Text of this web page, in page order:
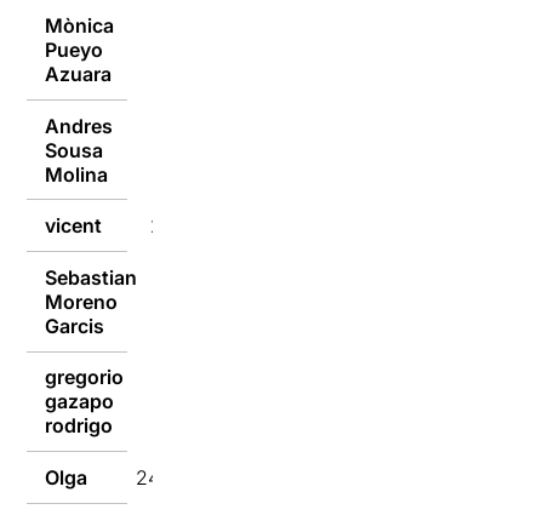
Mònica
Pueyo
Azuara
Andres
Sousa
Molina
vicent 24/02/2023
Sebastian
Moreno
Garcis
gregorio
gazapo
rodrigo
Olga 24/02/2023